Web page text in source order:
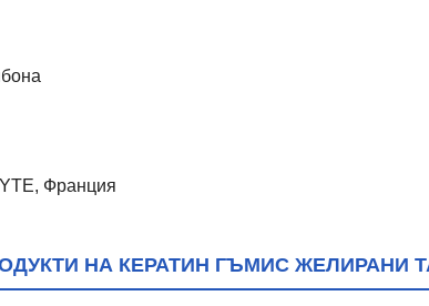
Франция
НА КЕРАТИН ГЪМИС ЖЕЛИРАНИ